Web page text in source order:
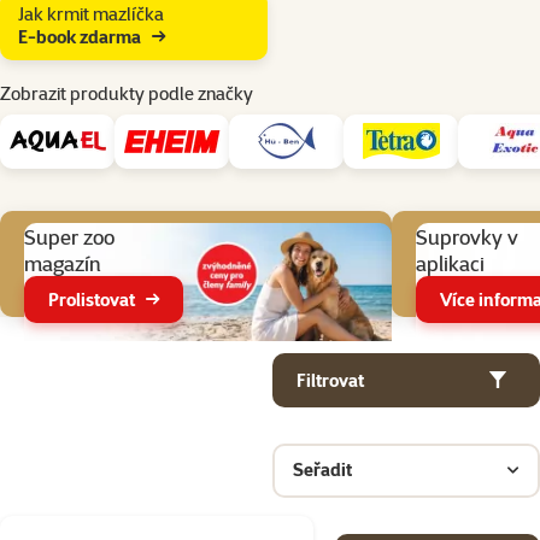
Jak krmit mazlíčka
E-book zdarma
Zobrazit produkty podle značky
Super zoo
magazín
Prolistovat
Suprovky v
aplikaci
Více
Filtrovat
Seřadit
Produkty v kategorii Péče o akvarijní rostliny